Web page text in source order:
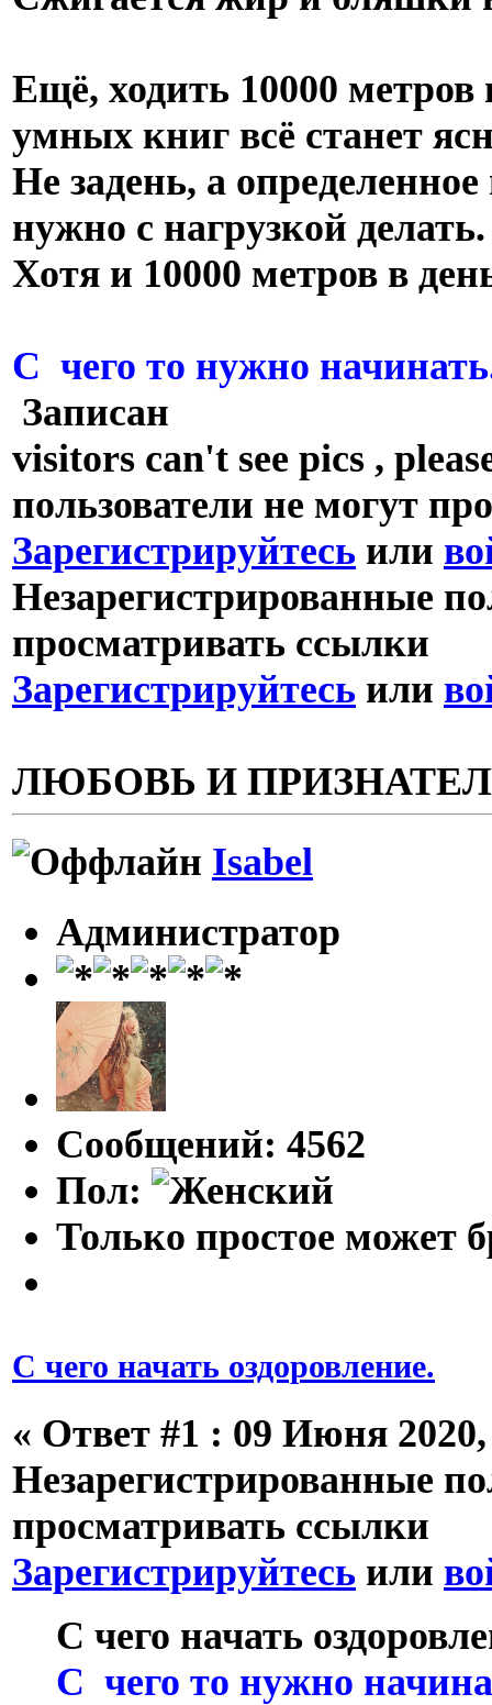
Ещё, ходить 10000 метров
умных книг всё станет
Не задень, а
нужно с нагрузкой делать.
Хотя и 10000 метров в
С чего то нужно
Записан
visitors can't see pics ,
пользователи не могут
Зарегистрируйтесь или
Незарегистрированные
просматривать ссылки
Зарегистрируйтесь или
ЛЮБОВЬ И
Isabel
Администратор
Сообщений: 4562
Пол:
Только простое может
С чего начать оздоровление.
« Ответ #1 : 09 Июня 2020,
Незарегистрированные
просматривать ссылки
Зарегистрируйтесь или
С чего начать
С чего то нужно